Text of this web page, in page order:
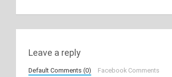
Leave a reply
Default Comments (0) Facebook Comments